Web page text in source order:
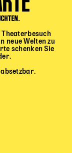
Theaterbesuch
neue Welten zu
schenken Sie
absetzbar.